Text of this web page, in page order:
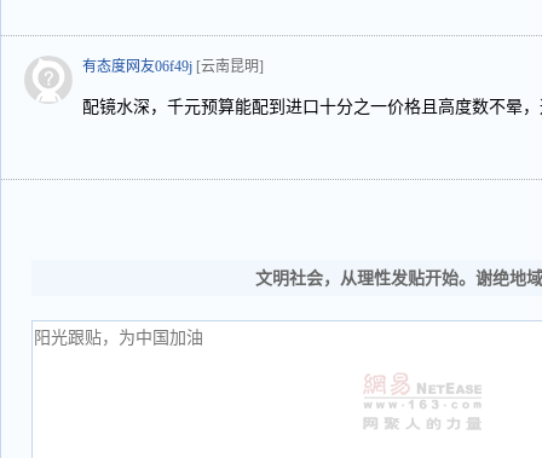
有态度网友06f49j [云南昆明]
配镜水深，千元预算能配到进口十分之一价格且高度数不晕
文明社会，从理性发贴开始。谢绝地